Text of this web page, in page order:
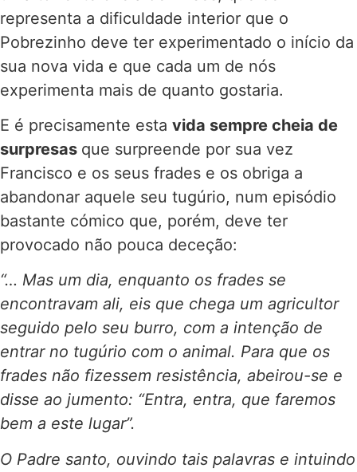
representa a dificuldade interior que o
Pobrezinho deve ter experimentado o início da
sua nova vida e que cada um de nós
experimenta mais de quanto gostaria.
E é precisamente esta vida sempre cheia de
surpresas que surpreende por sua vez
Francisco e os seus frades e os obriga a
abandonar aquele seu tugúrio, num episódio
bastante cómico que, porém, deve ter
provocado não pouca deceção:
“… Mas um dia, enquanto os frades se
encontravam ali, eis que chega um agricultor
seguido pelo seu burro, com a intenção de
entrar no tugúrio com o animal. Para que os
frades não fizessem resistência, abeirou-se e
disse ao jumento: “Entra, entra, que faremos
bem a este lugar”.
O Padre santo, ouvindo tais palavras e intuindo